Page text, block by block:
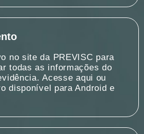
no site da PREVISC para
todas as informações do
Acesse aqui ou
disponível para Android e